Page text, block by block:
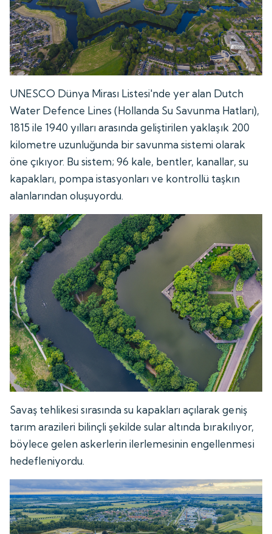
UNESCO Dünya Mirası Listesi'nde yer alan Dutch
Water Defence Lines (Hollanda Su Savunma Hatları),
1815 ile 1940 yılları arasında geliştirilen yaklaşık 200
kilometre uzunluğunda bir savunma sistemi olarak
öne çıkıyor. Bu sistem; 96 kale, bentler, kanallar, su
kapakları, pompa istasyonları ve kontrollü taşkın
alanlarından oluşuyordu.
Savaş tehlikesi sırasında su kapakları açılarak geniş
tarım arazileri bilinçli şekilde sular altında bırakılıyor,
böylece gelen askerlerin ilerlemesinin engellenmesi
hedefleniyordu.